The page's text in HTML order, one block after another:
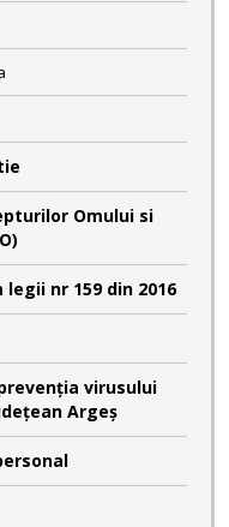
Omului si
nr 159 din 2016
virusului
Argeș